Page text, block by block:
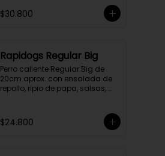
Dog)
$30.800
Rapidogs Regular Big
Perro caliente Regular Big de
20cm aprox. con ensalada de
repollo, ripio de papa, salsas,
$24.800